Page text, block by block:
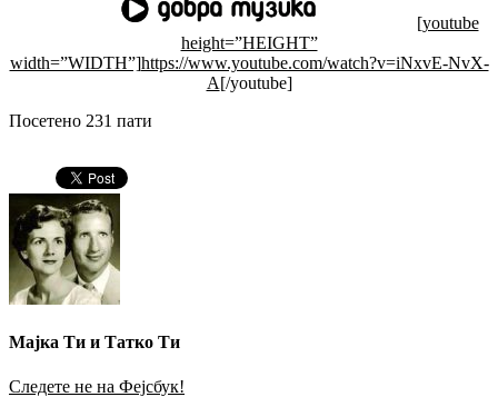
[youtube
height=”HEIGHT”
width=”WIDTH”]https://www.youtube.com/watch?v=iNxvE-NvX-
A[/youtube]
Посетено 231 пати
Мајка Ти и Татко Ти
Следете не на Фејсбук!